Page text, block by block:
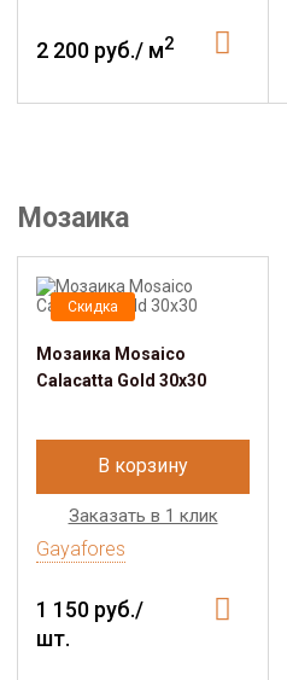
2 200 руб./ м2
Мозаика
Скидка
Мозаика Mosaico
Calacatta Gold 30x30
В корзину
Заказать в 1 клик
Gayafores
1 150 руб./
шт.